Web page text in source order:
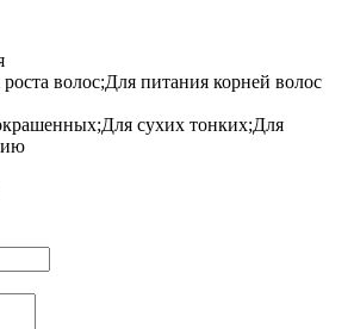
волос;Для питания корней волос
сухих тонких;Для